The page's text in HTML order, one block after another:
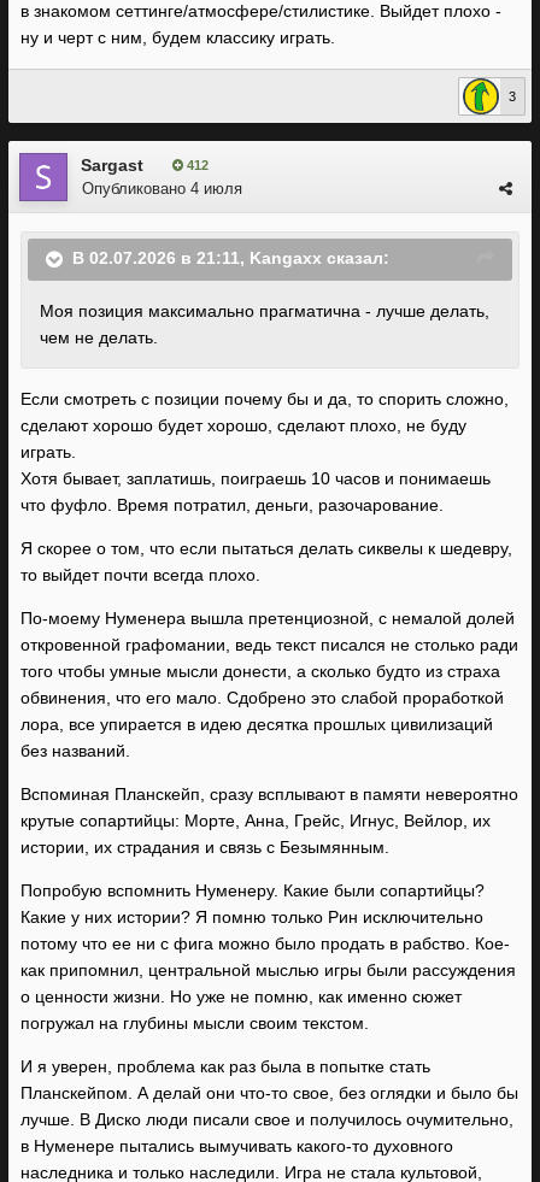
в знакомом сеттинге/атмосфере/стилистике. Выйдет плохо -
ну и черт с ним, будем классику играть.
3
Sargast 412
Опубликовано 4 июля
В 02.07.2026 в 21:11, Kangaxx сказал:
Моя позиция максимально прагматична - лучше делать,
чем не делать.
Если смотреть с позиции почему бы и да, то спорить сложно,
сделают хорошо будет хорошо, сделают плохо, не буду
играть.
Хотя бывает, заплатишь, поиграешь 10 часов и понимаешь
что фуфло. Время потратил, деньги, разочарование.
Я скорее о том, что если пытаться делать сиквелы к шедевру,
то выйдет почти всегда плохо.
По-моему Нуменера вышла претенциозной, с немалой долей
откровенной графомании, ведь текст писался не столько ради
того чтобы умные мысли донести, а сколько будто из страха
обвинения, что его мало. Сдобрено это слабой проработкой
лора, все упирается в идею десятка прошлых цивилизаций
без названий.
Вспоминая Планскейп, сразу всплывают в памяти невероятно
крутые сопартийцы: Морте, Анна, Грейс, Игнус, Вейлор, их
истории, их страдания и связь с Безымянным.
Попробую вспомнить Нуменеру. Какие были сопартийцы?
Какие у них истории? Я помню только Рин исключительно
потому что ее ни с фига можно было продать в рабство. Кое-
как припомнил, центральной мыслью игры были рассуждения
о ценности жизни. Но уже не помню, как именно сюжет
погружал на глубины мысли своим текстом.
И я уверен, проблема как раз была в попытке стать
Планскейпом. А делай они что-то свое, без оглядки и было бы
лучше. В Диско люди писали свое и получилось очумительно,
в Нуменере пытались вымучивать какого-то духовного
наследника и только наследили. Игра не стала культовой,